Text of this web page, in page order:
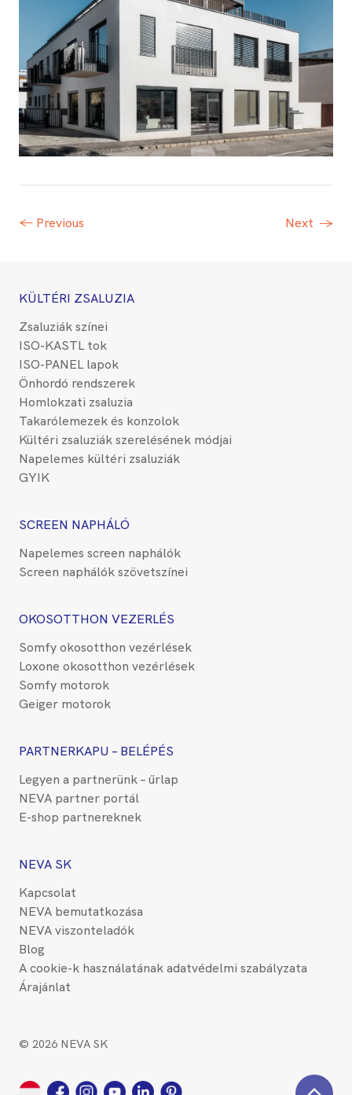
← Previous Next →
KÜLTÉRI ZSALUZIA
Zsaluziák színei
ISO-KASTL tok
ISO-PANEL lapok
Önhordó rendszerek
Homlokzati zsaluzia
Takarólemezek és konzolok
Kültéri zsaluziák szerelésének módjai
Napelemes kültéri zsaluziák
GYIK
SCREEN NAPHÁLÓ
Napelemes screen naphálók
Screen naphálók szövetszínei
OKOSOTTHON VEZERLÉS
Somfy okosotthon vezérlések
Loxone okosotthon vezérlések
Somfy motorok
Geiger motorok
PARTNERKAPU – BELÉPÉS
Legyen a partnerünk – űrlap
NEVA partner portál
E-shop partnereknek
NEVA SK
Kapcsolat
NEVA bemutatkozása
NEVA viszonteladók
Blog
A cookie-k használatának adatvédelmi szabályzata
Árajánlat
© 2026 NEVA SK